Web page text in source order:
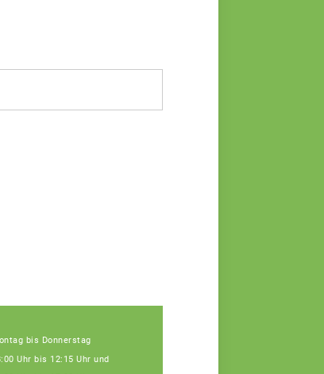
bis Donnerstag
Uhr bis 12:15 Uhr und